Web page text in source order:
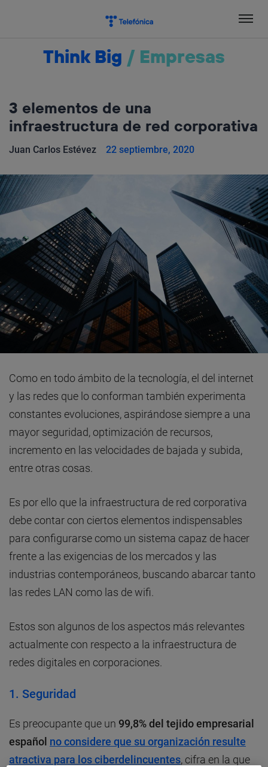
Think Big / Empresas
3 elementos de una
infraestructura de red corporativa
Juan Carlos Estévez 22 septiembre, 2020
Como en todo ámbito de la tecnología, el del internet
y las redes que lo conforman también experimenta
constantes evoluciones, aspirándose siempre a una
mayor seguridad, optimización de recursos,
incremento en las velocidades de bajada y subida,
entre otras cosas.
Es por ello que la infraestructura de red corporativa
debe contar con ciertos elementos indispensables
para configurarse como un sistema capaz de hacer
frente a las exigencias de los mercados y las
industrias contemporáneos, buscando abarcar tanto
las redes LAN como las de wifi.
Estos son algunos de los aspectos más relevantes
actualmente con respecto a la infraestructura de
redes digitales en corporaciones.
1. Seguridad
Es preocupante que un 99,8% del tejido empresarial
español no considere que su organización resulte
atractiva para los ciberdelincuentes, cifra en la que